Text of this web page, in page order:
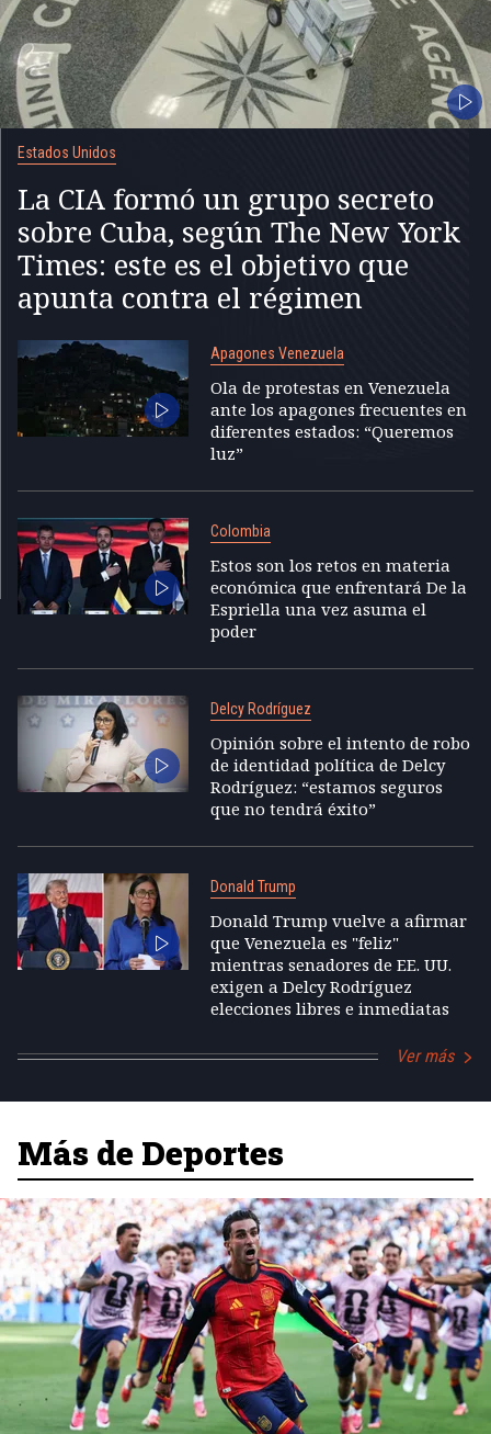
Estados Unidos
La CIA formó un grupo secreto
sobre Cuba, según The New York
Times: este es el objetivo que
apunta contra el régimen
Apagones Venezuela
Ola de protestas en Venezuela
ante los apagones frecuentes en
diferentes estados: “Queremos
luz”
Colombia
Estos son los retos en materia
económica que enfrentará De la
Espriella una vez asuma el
poder
Delcy Rodríguez
Opinión sobre el intento de robo
de identidad política de Delcy
Rodríguez: “estamos seguros
que no tendrá éxito”
Donald Trump
Donald Trump vuelve a afirmar
que Venezuela es "feliz"
mientras senadores de EE. UU.
exigen a Delcy Rodríguez
elecciones libres e inmediatas
Ver más
Más de Deportes